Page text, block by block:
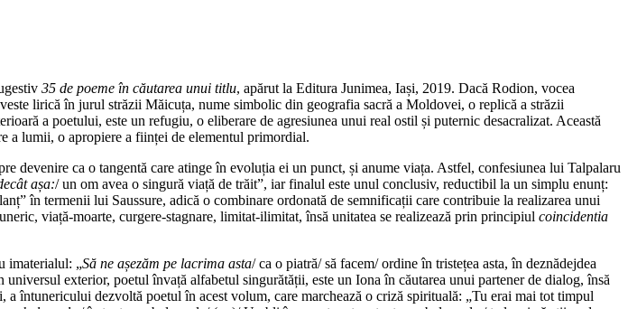
35 de poeme în căutarea unui titlu, apărut la Editura Junimea, Iași, 2019. Dacă Rodion, vocea
lirică în jurul străzii Măicuța, nume simbolic din geografia sacră a Moldovei, o replică a străzii
a poetului, este un refugiu, o eliberare de agresiunea unui real ostil și puternic desacralizat. Această
a lumii, o apropiere a ființei de elementul primordial.
devenire ca o tangentă care atinge în evoluția ei un punct, și anume viața. Astfel, confesiunea lui Talpalaru
așa:/ un om avea o singură viață de trăit”, iar finalul este unul conclusiv, reductibil la un simplu enunț:
în termenii lui Saussure, adică o combinare ordonată de semnificații care contribuie la realizarea unui
viață-moarte, curgere-stagnare, limitat-ilimitat, însă unitatea se realizează prin principiul coincidentia
imaterialul: „Să ne așezăm pe lacrima asta/ ca o piatră/ să facem/ ordine în tristețea asta, în deznădejdea
exterior, poetul învață alfabetul singurătății, este un Iona în căutarea unui partener de dialog, însă
întunericului dezvoltă poetul în acest volum, care marchează o criză spirituală: „Tu erai mai tot timpul